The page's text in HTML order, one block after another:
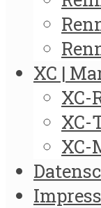
XC |
XC-
XC-
XC-